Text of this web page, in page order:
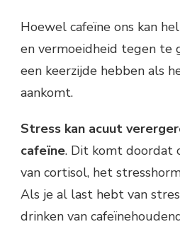
Hoewel cafeïne ons kan
en vermoeidheid tegen te
een keerzijde hebben als
aankomt.
Stress kan acuut
cafeïne. Dit komt doordat
van cortisol, het
Als je al last hebt van
drinken van